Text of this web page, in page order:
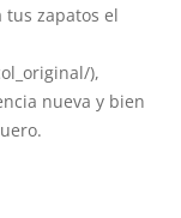
tus zapatos el
),
nueva y bien